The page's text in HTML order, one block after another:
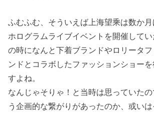
ふむふむ、そういえば上海望乘は数か
ホログラムライブイベントを開催して
の時になんと下着ブランドやロリータ
ンドとコラボしたファッションショー
すよね。
なんじゃそりゃ！と当時は思っていた
う企画的な繋がりがあったのか、或い